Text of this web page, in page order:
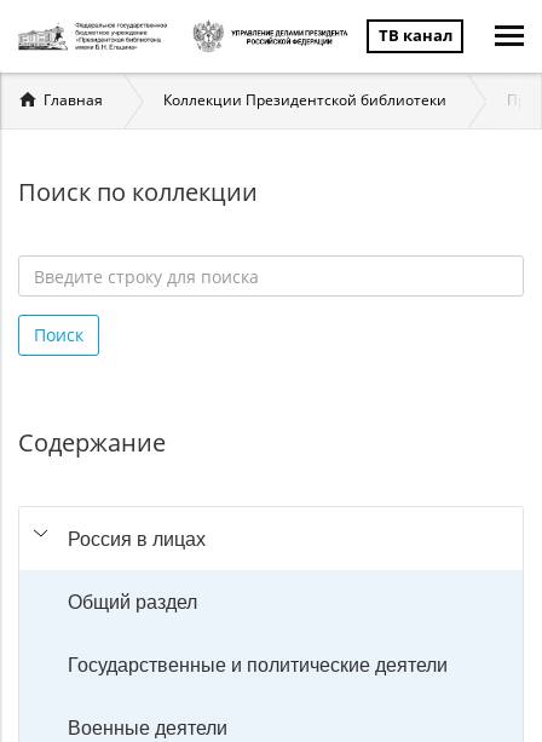
ТВ канал
Вы
здесь
Главная Коллекции Президентской библиотеки
Поиск по коллекции
строку
для
Поиск
Содержание
Россия в лицах
Общий раздел
Государственные и политические деятели
Военные деятели